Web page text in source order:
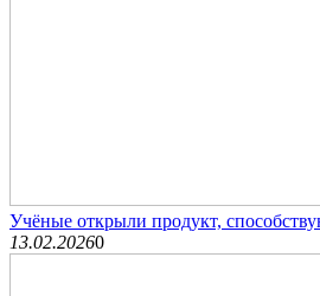
Учёные открыли продукт,
13.02.20260